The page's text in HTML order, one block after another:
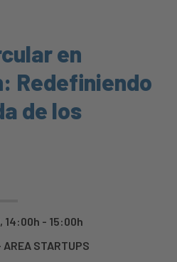
en
Redefiniendo
de los
14:00h - 15:00h
AREA STARTUPS